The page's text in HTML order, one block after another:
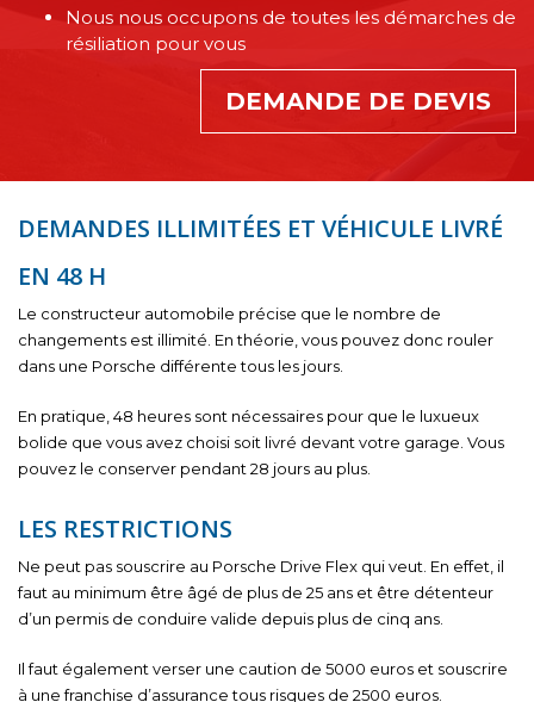
Nous nous occupons de toutes les démarches de
résiliation pour vous
DEMANDE DE DEVIS
DEMANDES ILLIMITÉES ET VÉHICULE LIVRÉ
EN 48 H
Le constructeur automobile précise que le nombre de
changements est illimité. En théorie, vous pouvez donc rouler
dans une Porsche différente tous les jours.
En pratique, 48 heures sont nécessaires pour que le luxueux
bolide que vous avez choisi soit livré devant votre garage. Vous
pouvez le conserver pendant 28 jours au plus.
LES RESTRICTIONS
Ne peut pas souscrire au Porsche Drive Flex qui veut. En effet, il
faut au minimum être âgé de plus de 25 ans et être détenteur
d’un permis de conduire valide depuis plus de cinq ans.
Il faut également verser une caution de 5000 euros et souscrire
à une franchise d’assurance tous risques de 2500 euros.